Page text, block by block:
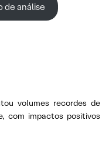
de análise
volumes recordes de
com impactos positivos